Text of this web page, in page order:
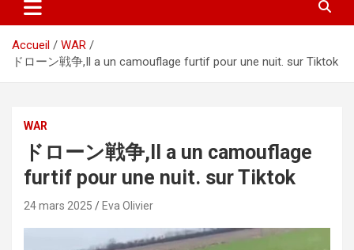
Accueil
WAR
ドローン戦争,Il a un camouflage furtif pour une nuit. sur Tiktok
WAR
ドローン戦争,Il a un camouflage
furtif pour une nuit. sur Tiktok
24 mars 2025 Eva Olivier